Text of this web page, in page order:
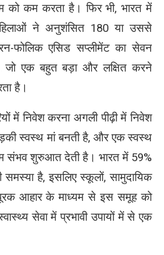
को कम करता है। फिर भी, भारत में
ने अनुशंसित 180 या उससे
फोलिक एसिड सप्लीमेंट का सेवन
जो एक बहुत बड़ा और लक्षित करने
है।
में निवेश करना अगली पीढ़ी में निवेश
स्वस्थ मां बनती है, और एक स्वस्थ
संभव शुरुआत देती है। भारत में 59%
समस्या है, इसलिए स्कूलों, सामुदायिक
पूरक आहार के माध्यम से इस समूह को
सेवा में प्रभावी उपायों में से एक